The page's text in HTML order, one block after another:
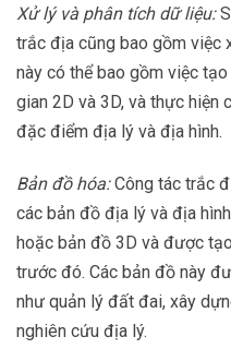
Xử lý và phân tích dữ liệu:
trắc địa cũng bao gồm việc
này có thể bao gồm việc
gian 2D và 3D, và thực hiện
đặc điểm địa lý và địa hình.
Bản đồ hóa:Công tác trắc
các bản đồ địa lý và địa
hoặc bản đồ 3D và được
trước đó. Các bản đồ này
như quản lý đất đai, xây
nghiên cứu địa lý.